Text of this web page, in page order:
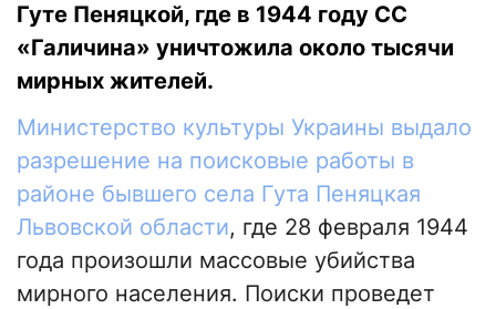
Гуте Пеняцкой, где в 1944 году СС
«Галичина» уничтожила около тысячи
мирных жителей.
Министерство культуры Украины выдало
разрешение на поисковые работы в
районе бывшего села Гута Пеняцкая
Львовской области, где 28 февраля 1944
года произошли массовые убийства
мирного населения. Поиски проведет